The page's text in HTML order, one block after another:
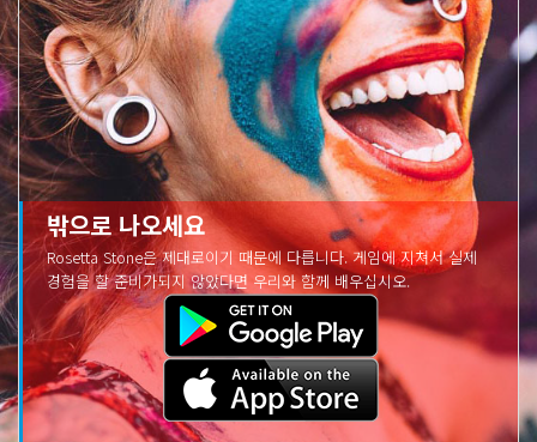
밖으로 나오세요
Rosetta Stone은 제대로이기 때문에 다릅니다. 게임에 지쳐서 실제
경험을 할 준비가되지 않았다면 우리와 함께 배우십시오.